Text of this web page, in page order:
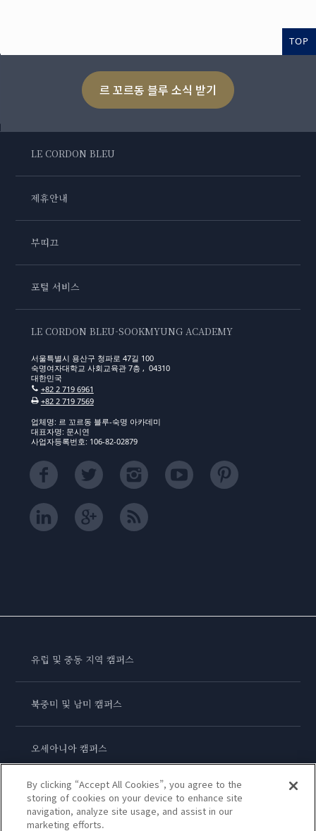
TOP
르 꼬르동 블루 소식 받기
LE CORDON BLEU
제휴안내
부띠끄
포털 서비스
LE CORDON BLEU-SOOKMYUNG ACADEMY
서울특별시 용산구 청파로 47길 100
숙명여자대학교 사회교육관 7층 , 04310
대한민국
+82 2 719 6961
+82 2 719 7569
업체명: 르 꼬르동 블루-숙명 아카데미
대표자명: 문시연
사업자등록번호: 106-82-02879
유럽 및 중동 지역 캠퍼스
북중미 및 남미 캠퍼스
오세아니아 캠퍼스
아시아 캠퍼스
By clicking “Accept All Cookies”, you agree to the
storing of cookies on your device to enhance site
navigation, analyze site usage, and assist in our
marketing efforts.